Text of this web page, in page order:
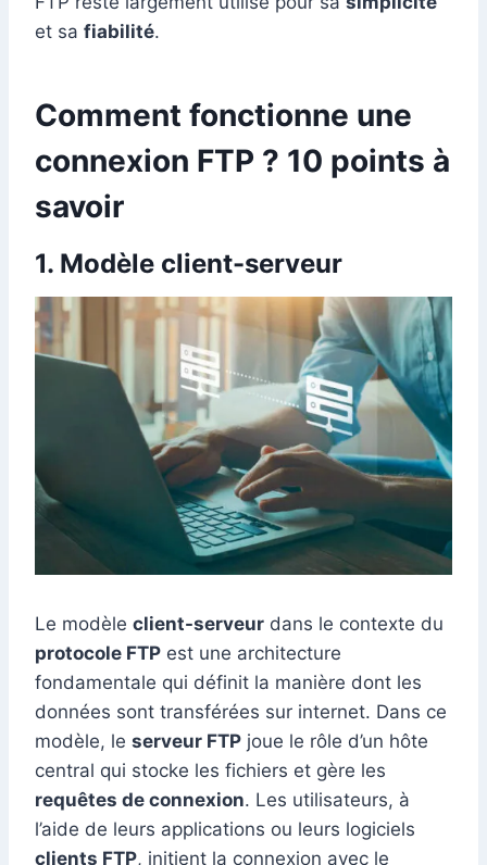
et sa fiabilité.
Comment fonctionne une
connexion FTP ? 10 points à
savoir
1. Modèle client-serveur
Le modèle client-serveur dans le contexte du
protocole FTP est une architecture
fondamentale qui définit la manière dont les
données sont transférées sur internet. Dans ce
modèle, le serveur FTP joue le rôle d’un hôte
central qui stocke les fichiers et gère les
requêtes de connexion. Les utilisateurs, à
l’aide de leurs applications ou leurs logiciels
clients FTP, initient la connexion avec le